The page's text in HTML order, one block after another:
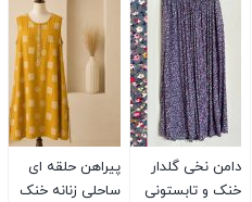
دامن نخی گلدار
خنک و تابستونی
پیراهن حلقه ای
ساحلی زنانه خنک